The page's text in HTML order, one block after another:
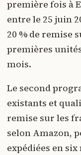
première fois à
entre le 25 juin
20 % de remise
premières
mois.
Le second
existants et
remise sur les
selon Amazon,
expédiées en